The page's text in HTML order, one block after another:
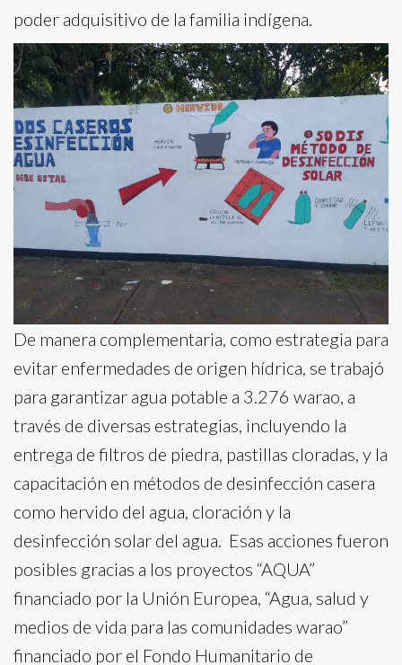
poder adquisitivo de la familia indígena.
De manera complementaria, como estrategia para
evitar enfermedades de origen hídrica, se trabajó
para garantizar agua potable a 3.276 warao, a
través de diversas estrategias, incluyendo la
entrega de filtros de piedra, pastillas cloradas, y la
capacitación en métodos de desinfección casera
como hervido del agua, cloración y la
desinfección solar del agua. Esas acciones fueron
posibles gracias a los proyectos “AQUA”
financiado por la Unión Europea, “Agua, salud y
medios de vida para las comunidades warao”
financiado por el Fondo Humanitario de